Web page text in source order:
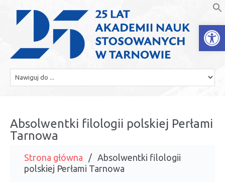
Absolwentki filologii polskiej Perłami
Tarnowa
Strona główna
Absolwentki filologii
polskiej Perłami Tarnowa